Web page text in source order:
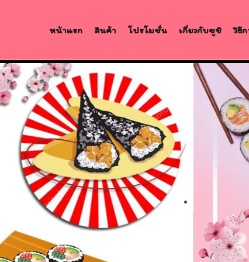
หน้าแรก สินค้า โปรโมชั่น เกี่ยวกับซูชิ วิธี